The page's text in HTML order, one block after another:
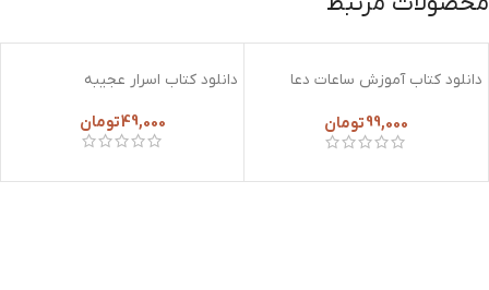
دانلود کتاب آموزش ساعات دعا
99,000تومان
دانلود کتاب اسرار عجیبه
49,000تومان